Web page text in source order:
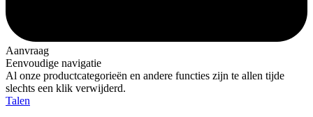
Aanvraag
Eenvoudige navigatie
Al onze productcategorieën en andere functies zijn te allen tijde
slechts een klik verwijderd.
Talen